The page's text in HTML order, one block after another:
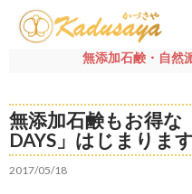
無添加石鹸・自然
ン
テ
ン
ツ
無添加石鹸もお得な
DAYS」はじまりま
2017/05/18